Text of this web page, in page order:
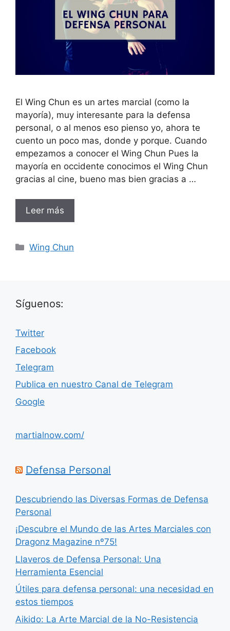
El Wing Chun es un artes marcial (como la
mayoría), muy interesante para la defensa
personal, o al menos eso pienso yo, ahora te
cuento un poco mas, donde y porque. Cuando
empezamos a conocer el Wing Chun Pues la
mayoría en occidente conocimos el Wing Chun
gracias al cine, bueno mas bien gracias a …
Leer más
Categorías
Wing Chun
Síguenos:
Twitter
Facebook
Telegram
Publica en nuestro Canal de Telegram
Google
martialnow.com/
Defensa Personal
Descubriendo las Diversas Formas de Defensa
Personal
¡Descubre el Mundo de las Artes Marciales con
Dragonz Magazine nº75!
Llaveros de Defensa Personal: Una
Herramienta Esencial
Útiles para defensa personal: una necesidad en
estos tiempos
Aikido: La Arte Marcial de la No-Resistencia